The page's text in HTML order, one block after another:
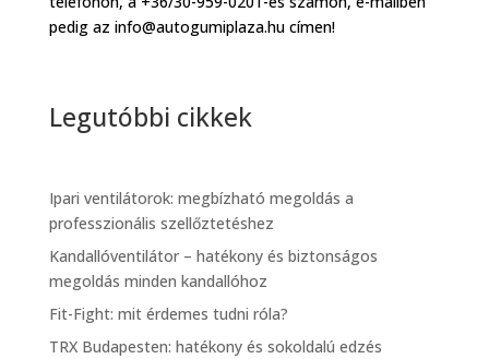
pedig az info@autogumiplaza.hu címen!
Legutóbbi cikkek
Ipari ventilátorok: megbízható megoldás a
professzionális szellőztetéshez
Kandallóventilátor – hatékony és biztonságos
megoldás minden kandallóhoz
Fit-Fight: mit érdemes tudni róla?
TRX Budapesten: hatékony és sokoldalú edzés